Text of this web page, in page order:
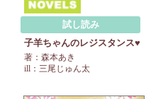
試し読み
子羊ちゃんのレジスタンス♥
著：森本あき
ill：三尾じゅん太